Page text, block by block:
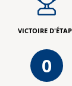
VICTOIRE
0